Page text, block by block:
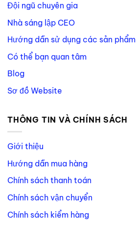
Đội ngũ chuyên gia
Nhà sáng lập CEO
Hướng dẫn sử dụng các sản phẩm
Có thể bạn quan tâm
Blog
Sơ đồ Website
THÔNG TIN VÀ CHÍNH SÁCH
Giới thiệu
Hướng dẫn mua hàng
Chính sách thanh toán
Chính sách vận chuyển
Chính sách kiểm hàng